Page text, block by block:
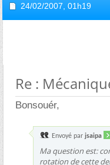
24/02/2007, 01h19
Re :
Bonsouér,
Envoyé par jsaipa
Ma question est:
rotation de cette